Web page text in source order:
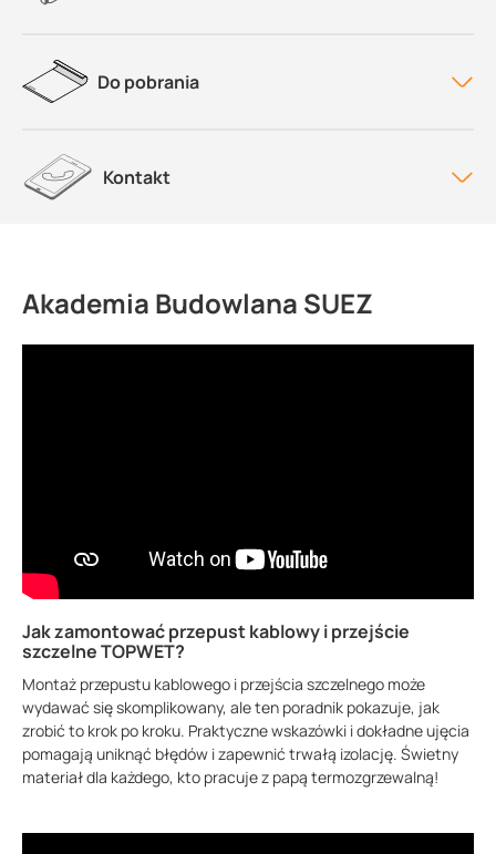
Do pobrania
Kontakt
Akademia Budowlana SUEZ
Jak zamontować przepust kablowy i przejście
szczelne TOPWET?
Montaż przepustu kablowego i przejścia szczelnego może
wydawać się skomplikowany, ale ten poradnik pokazuje, jak
zrobić to krok po kroku. Praktyczne wskazówki i dokładne ujęcia
pomagają uniknąć błędów i zapewnić trwałą izolację. Świetny
materiał dla każdego, kto pracuje z papą termozgrzewalną!